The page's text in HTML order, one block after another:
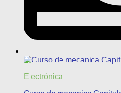
Electrónica